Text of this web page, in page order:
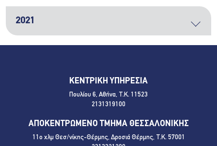
2021
ΚΕΝΤΡΙΚΗ ΥΠΗΡΕΣΙΑ
Πουλίου 6, Αθήνα, Τ.Κ. 11523
2131319100
ΑΠΟΚΕΝΤΡΩΜΕΝΟ ΤΜΗΜΑ ΘΕΣΣΑΛΟΝΙΚΗΣ
11ο χλμ Θεσ/νίκης-Θέρμης, Δροσιά Θέρμης, Τ.Κ. 57001